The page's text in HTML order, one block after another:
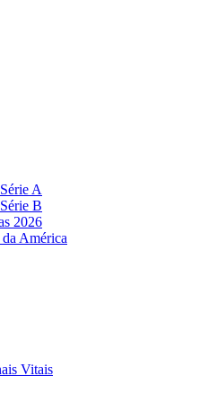
A
B
2026
América
Vitais